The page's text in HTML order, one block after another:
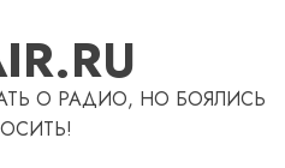
О РАДИО, НО БОЯЛИСЬ